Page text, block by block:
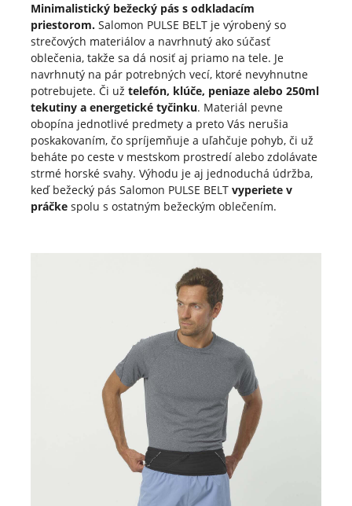
Minimalistický bežecký pás s odkladacím
priestorom. Salomon PULSE BELT je výrobený so
strečových materiálov a navrhnutý ako súčasť
oblečenia, takže sa dá nosiť aj priamo na tele. Je
navrhnutý na pár potrebných vecí, ktoré nevyhnutne
potrebujete. Či užtelefón, klúče, peniaze alebo 250ml
tekutiny a energetické tyčinku. Materiál pevne
obopína jednotlivé predmety a preto Vás nerušia
poskakovaním, čo spríjemňuje a uľahčuje pohyb, či už
beháte po ceste v mestskom prostredí alebo zdolávate
strmé horské svahy. Výhodu je aj jednoduchá údržba,
keď bežecký pás Salomon PULSE BELTvyperiete v
práčke spolu s ostatným bežeckým oblečením.